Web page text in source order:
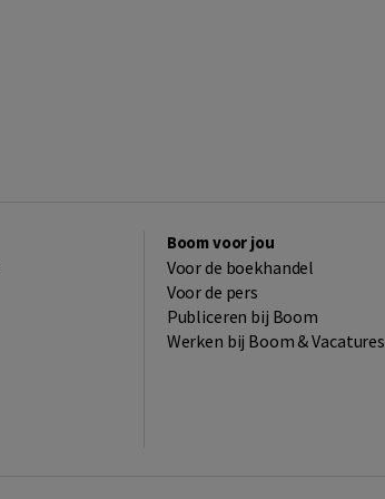
Boom voor jou
Voor de boekhandel
Voor de pers
Publiceren bij Boom
Werken bij Boom & Vacatures